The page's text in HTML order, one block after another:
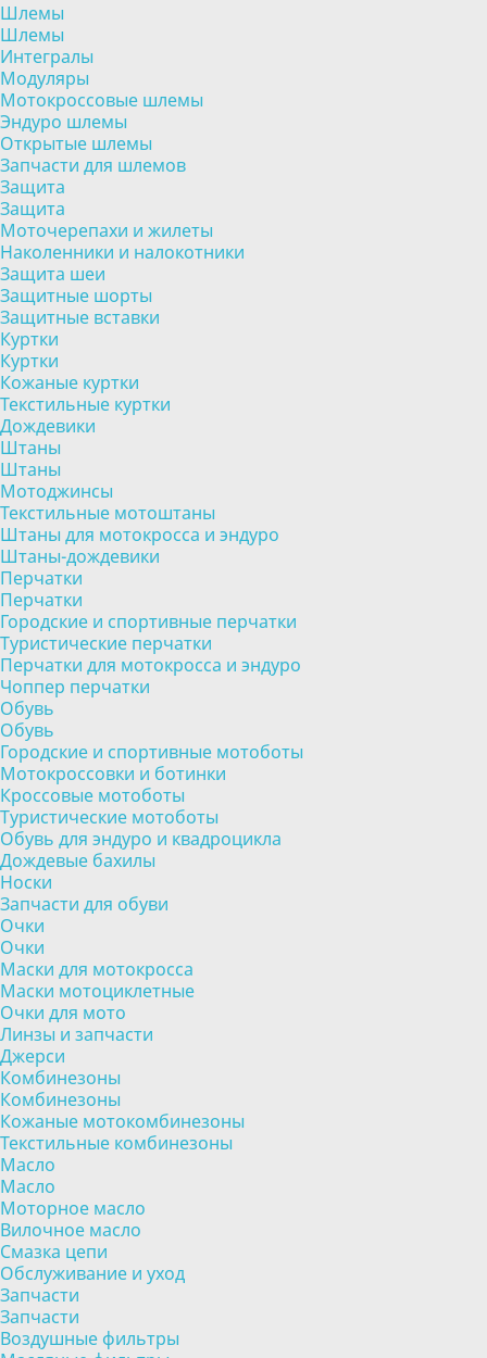
Шлемы
Шлемы
Интегралы
Модуляры
Мотокроссовые шлемы
Эндуро шлемы
Открытые шлемы
Запчасти для шлемов
Защита
Защита
Моточерепахи и жилеты
Наколенники и налокотники
Защита шеи
Защитные шорты
Защитные вставки
Куртки
Куртки
Кожаные куртки
Текстильные куртки
Дождевики
Штаны
Штаны
Мотоджинсы
Текстильные мотоштаны
Штаны для мотокросса и эндуро
Штаны-дождевики
Перчатки
Перчатки
Городские и спортивные перчатки
Туристические перчатки
Перчатки для мотокросса и эндуро
Чоппер перчатки
Обувь
Обувь
Городские и спортивные мотоботы
Мотокроссовки и ботинки
Кроссовые мотоботы
Туристические мотоботы
Обувь для эндуро и квадроцикла
Дождевые бахилы
Носки
Запчасти для обуви
Очки
Очки
Маски для мотокросса
Маски мотоциклетные
Очки для мото
Линзы и запчасти
Джерси
Комбинезоны
Комбинезоны
Кожаные мотокомбинезоны
Текстильные комбинезоны
Масло
Масло
Моторное масло
Вилочное масло
Смазка цепи
Обслуживание и уход
Запчасти
Запчасти
Воздушные фильтры